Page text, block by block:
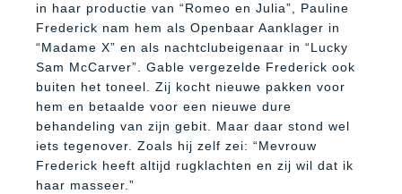
in haar productie van “Romeo en Julia”, Pauline
Frederick nam hem als Openbaar Aanklager in
“Madame X” en als nachtclubeigenaar in “Lucky
Sam McCarver”. Gable vergezelde Frederick ook
buiten het toneel. Zij kocht nieuwe pakken voor
hem en betaalde voor een nieuwe dure
behandeling van zijn gebit. Maar daar stond wel
iets tegenover. Zoals hij zelf zei: “Mevrouw
Frederick heeft altijd rugklachten en zij wil dat ik
haar masseer.”